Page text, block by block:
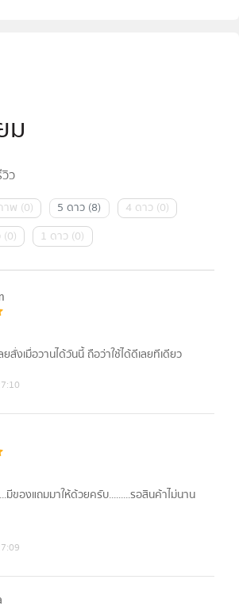
ม
ว
าพ (0) 5 ดาว (8) 4 ดาว (0)
(0) 1 ดาว (0)
สั่งเมื่อวานได้วันนี้ ถือว่าใช้ได้ดีเลยทีเดียว
มีของแถมมาให้ด้วยครับ.........รอสินค้าไม่นาน